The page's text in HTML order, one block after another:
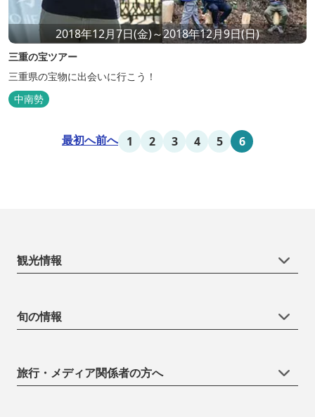
2018年12月7日(金)～2018年12月9日(日)
三重の宝ツアー
三重県の宝物に出会いに行こう！
中南勢
最初へ前へ 1 2 3 4 5 6
観光情報
旬の情報
旅行・メディア関係者の方へ